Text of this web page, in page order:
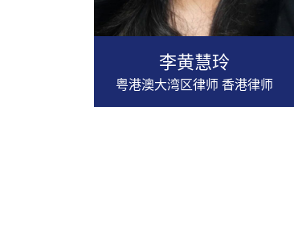
李黄慧玲
粤港澳大湾区律师 香港律师